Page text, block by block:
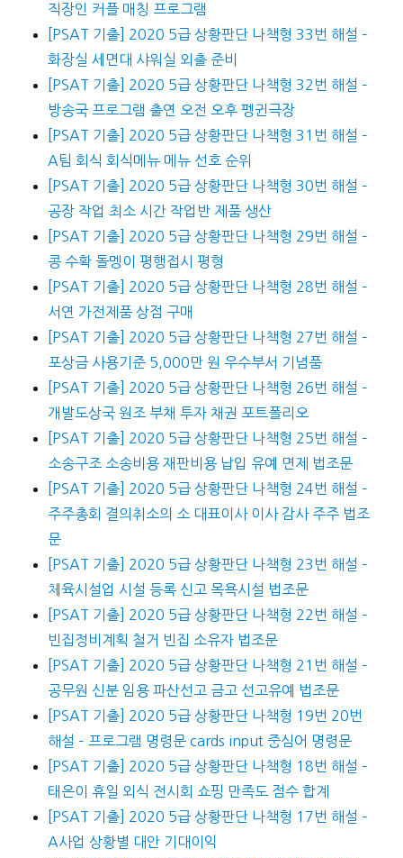
직장인 커플 매칭 프로그램
[PSAT 기출] 2020 5급 상황판단 나책형 33번 해설 –
화장실 세면대 샤워실 외출 준비
[PSAT 기출] 2020 5급 상황판단 나책형 32번 해설 –
방송국 프로그램 출연 오전 오후 펭귄극장
[PSAT 기출] 2020 5급 상황판단 나책형 31번 해설 –
A팀 회식 회식메뉴 메뉴 선호 순위
[PSAT 기출] 2020 5급 상황판단 나책형 30번 해설 –
공장 작업 최소 시간 작업반 제품 생산
[PSAT 기출] 2020 5급 상황판단 나책형 29번 해설 –
콩 수확 돌멩이 평행접시 평형
[PSAT 기출] 2020 5급 상황판단 나책형 28번 해설 –
서연 가전제품 상점 구매
[PSAT 기출] 2020 5급 상황판단 나책형 27번 해설 –
포상금 사용기준 5,000만 원 우수부서 기념품
[PSAT 기출] 2020 5급 상황판단 나책형 26번 해설 –
개발도상국 원조 부채 투자 채권 포트폴리오
[PSAT 기출] 2020 5급 상황판단 나책형 25번 해설 –
소송구조 소송비용 재판비용 납입 유예 면제 법조문
[PSAT 기출] 2020 5급 상황판단 나책형 24번 해설 –
주주총회 결의취소의 소 대표이사 이사 감사 주주 법조
문
[PSAT 기출] 2020 5급 상황판단 나책형 23번 해설 –
체육시설업 시설 등록 신고 목욕시설 법조문
[PSAT 기출] 2020 5급 상황판단 나책형 22번 해설 –
빈집정비계획 철거 빈집 소유자 법조문
[PSAT 기출] 2020 5급 상황판단 나책형 21번 해설 –
공무원 신분 임용 파산선고 금고 선고유예 법조문
[PSAT 기출] 2020 5급 상황판단 나책형 19번 20번
해설 – 프로그램 명령문 cards input 중심어 명령문
[PSAT 기출] 2020 5급 상황판단 나책형 18번 해설 –
태은이 휴일 외식 전시회 쇼핑 만족도 점수 합계
[PSAT 기출] 2020 5급 상황판단 나책형 17번 해설 –
A사업 상황별 대안 기대이익